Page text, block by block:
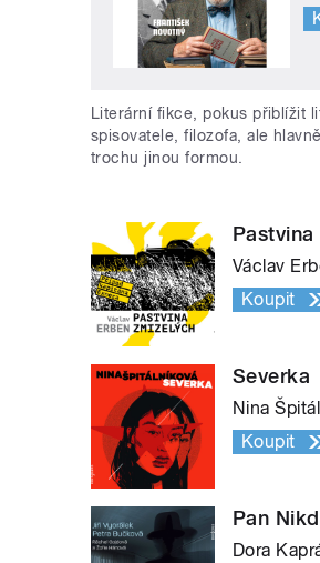
Literární fikce, pokus přiblížit
spisovatele, filozofa, ale
trochu jinou formou.
Václav
Koupit
Severka
Nina
Koupit
Pan
Dora